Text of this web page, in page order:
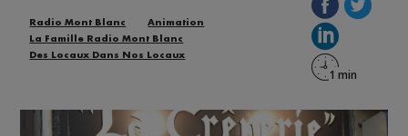
Radio Mont Blanc
Animation
La Famille Radio Mont Blanc
Des Locaux Dans Nos Locaux